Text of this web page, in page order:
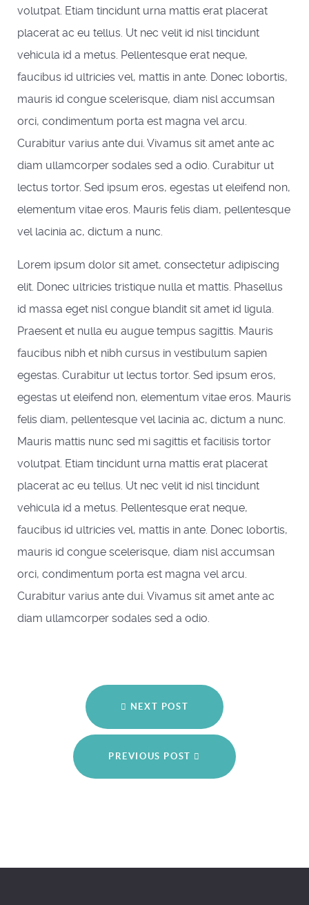
volutpat. Etiam tincidunt urna mattis erat placerat
placerat ac eu tellus. Ut nec velit id nisl tincidunt
vehicula id a metus. Pellentesque erat neque,
faucibus id ultricies vel, mattis in ante. Donec lobortis,
mauris id congue scelerisque, diam nisl accumsan
orci, condimentum porta est magna vel arcu.
Curabitur varius ante dui. Vivamus sit amet ante ac
diam ullamcorper sodales sed a odio. Curabitur ut
lectus tortor. Sed ipsum eros, egestas ut eleifend non,
elementum vitae eros. Mauris felis diam, pellentesque
vel lacinia ac, dictum a nunc.
Lorem ipsum dolor sit amet, consectetur adipiscing
elit. Donec ultricies tristique nulla et mattis. Phasellus
id massa eget nisl congue blandit sit amet id ligula.
Praesent et nulla eu augue tempus sagittis. Mauris
faucibus nibh et nibh cursus in vestibulum sapien
egestas. Curabitur ut lectus tortor. Sed ipsum eros,
egestas ut eleifend non, elementum vitae eros. Mauris
felis diam, pellentesque vel lacinia ac, dictum a nunc.
Mauris mattis nunc sed mi sagittis et facilisis tortor
volutpat. Etiam tincidunt urna mattis erat placerat
placerat ac eu tellus. Ut nec velit id nisl tincidunt
vehicula id a metus. Pellentesque erat neque,
faucibus id ultricies vel, mattis in ante. Donec lobortis,
mauris id congue scelerisque, diam nisl accumsan
orci, condimentum porta est magna vel arcu.
Curabitur varius ante dui. Vivamus sit amet ante ac
diam ullamcorper sodales sed a odio.
NEXT POST
PREVIOUS POST